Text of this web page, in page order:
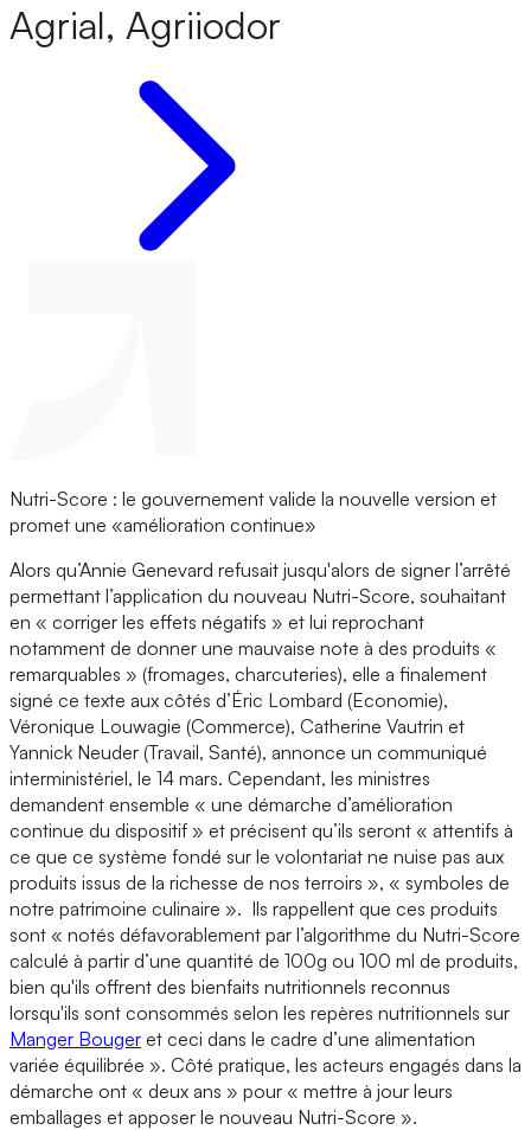
Agrial, Agriiodor
Nutri-Score : le gouvernement valide la nouvelle version et
promet une «amélioration continue»
Alors qu’Annie Genevard refusait jusqu'alors de signer l’arrêté
permettant l’application du nouveau Nutri-Score, souhaitant
en « corriger les effets négatifs » et lui reprochant
notamment de donner une mauvaise note à des produits «
remarquables » (fromages, charcuteries), elle a finalement
signé ce texte aux côtés d’Éric Lombard (Economie),
Véronique Louwagie (Commerce), Catherine Vautrin et
Yannick Neuder (Travail, Santé), annonce un communiqué
interministériel, le 14 mars. Cependant, les ministres
demandent ensemble « une démarche d’amélioration
continue du dispositif » et précisent qu’ils seront « attentifs à
ce que ce système fondé sur le volontariat ne nuise pas aux
produits issus de la richesse de nos terroirs », « symboles de
notre patrimoine culinaire ». Ils rappellent que ces produits
sont « notés défavorablement par l’algorithme du Nutri-Score
calculé à partir d’une quantité de 100g ou 100 ml de produits,
bien qu'ils offrent des bienfaits nutritionnels reconnus
lorsqu'ils sont consommés selon les repères nutritionnels sur
Manger Bouger et ceci dans le cadre d’une alimentation
variée équilibrée ». Côté pratique, les acteurs engagés dans la
démarche ont « deux ans » pour « mettre à jour leurs
emballages et apposer le nouveau Nutri-Score ».